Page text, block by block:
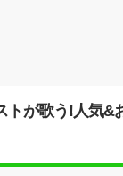
トが歌う!人気&